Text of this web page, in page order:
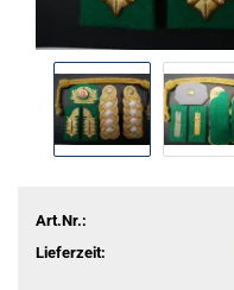
Art.Nr.:
Lieferzeit: